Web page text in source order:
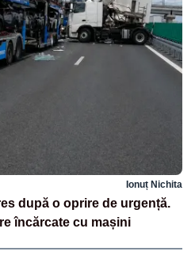
Ionuț Nichita
după o oprire de urgență.
încărcate cu mașini